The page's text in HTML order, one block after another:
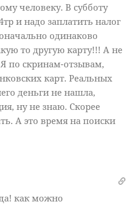
человеку. В субботу
и надо заплатить налог
одинаково
то другую карту!!! А не
по скринам-отзывам,
карт. Реальных
деньги не нашла,
ну не знаю. Скорее
А это время на поиски
как можно